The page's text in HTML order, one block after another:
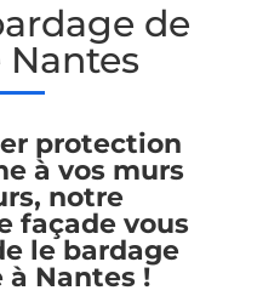
de
protection
à vos murs
notre
façade vous
le bardage
à Nantes !